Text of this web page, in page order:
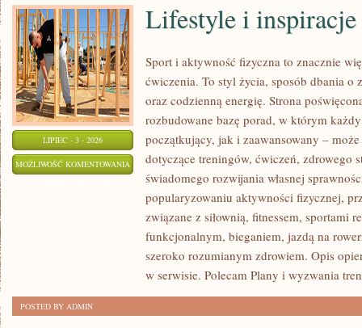
LIPIEC - 3 - 2026
MOŻLIWOŚĆ KOMENTOWANIA LIFESTYLE
INSPIRACJE
Lifestyle i inspiracje
Sport i aktywność fizyczna to znacznie
ćwiczenia. To styl życia, sposób dbania o
oraz codzienną energię. Strona
rozbudowane bazę porad, w którym
początkujący, jak i zaawansowany –
dotyczące treningów, ćwiczeń, zdrowego
świadomego rozwijania własnej
popularyzowaniu aktywności fizycznej,
związane z siłownią, fitnessem, sportami
funkcjonalnym, bieganiem, jazdą na
szeroko rozumianym zdrowiem. Opis
w serwisie. Polecam Plany i wyzwania
POSTED BY ADMIN